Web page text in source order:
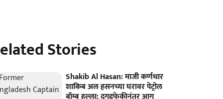
Stories
Shakib Al Hasan: माजी कर्णधार
शाकिब अल हसनच्या घरावर पेट्रोल